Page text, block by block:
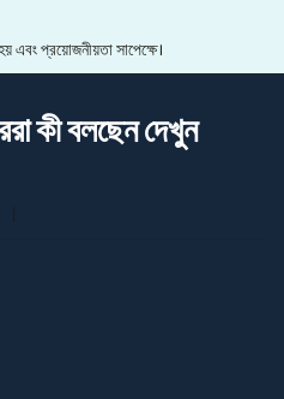
এবং প্রয়োজনীয়তা সাপেক্ষে।
কী বলছেন দেখুন